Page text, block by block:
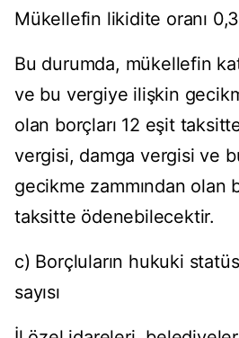
Mükellefin likidite oranı
Bu durumda, mükellefin
ve bu vergiye ilişkin
olan borçları 12 eşit
vergisi, damga vergisi ve
gecikme zammından olan
taksitte ödenebilecektir.
c) Borçluların hukuki
sayısı